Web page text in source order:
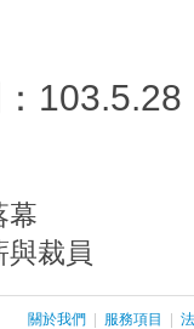
103.5.28
幕
裁員
關於我們 服務項目